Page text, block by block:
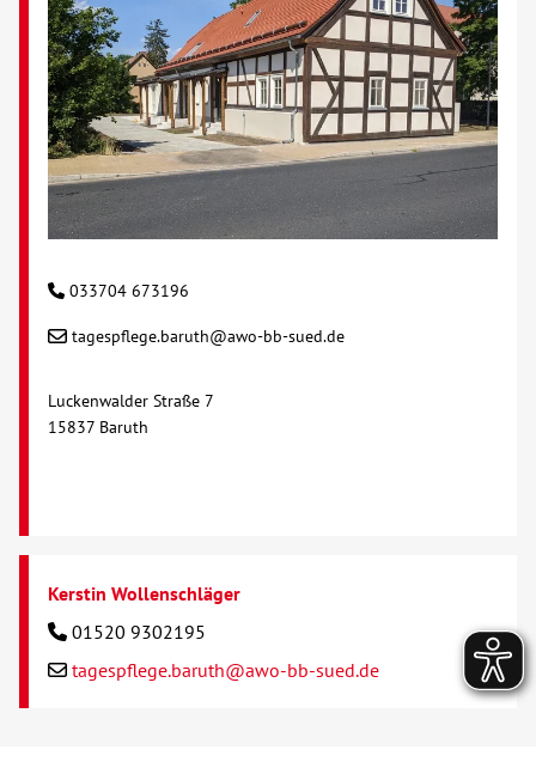
033704 673196
tagespflege.baruth@awo-bb-sued.de
Luckenwalder Straße 7
15837 Baruth
Kerstin Wollenschläger
01520 9302195
tagespflege.baruth@awo-bb-sued.de